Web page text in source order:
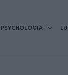
PSYCHOLOGIA